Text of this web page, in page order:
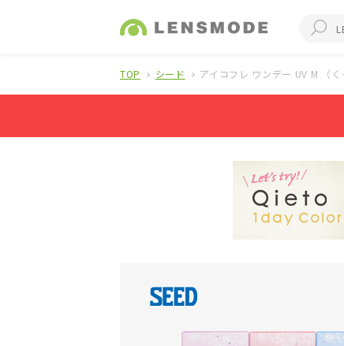
TOP シード アイコフレ ワンデー UV M （く